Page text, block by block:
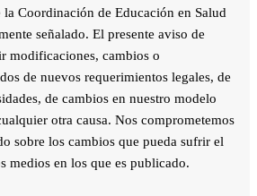
la Coordinación de Educación en Salud
señalado. El presente aviso de
modificaciones, cambios o
de nuevos requerimientos legales, de
de cambios en nuestro modelo
otra causa. Nos comprometemos
sobre los cambios que pueda sufrir el
medios en los que es publicado.